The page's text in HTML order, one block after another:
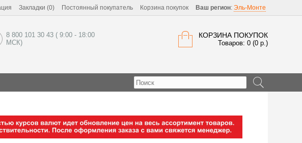
Закладки (0) Постоянный покупатель Корзина покупок Ваш регион: Эль-Монте
КОРЗИНА ПОКУПОК
Товаров: 0 (0 р.)
8 800 101 30 43 ( 9:00 - 18:00
МСК)